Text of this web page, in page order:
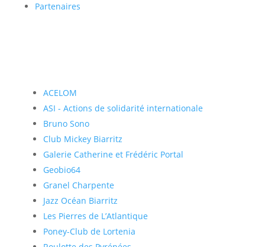
Partenaires
ACELOM
ASI - Actions de solidarité internationale
Bruno Sono
Club Mickey Biarritz
Galerie Catherine et Frédéric Portal
Geobio64
Granel Charpente
Jazz Océan Biarritz
Les Pierres de L’Atlantique
Poney-Club de Lortenia